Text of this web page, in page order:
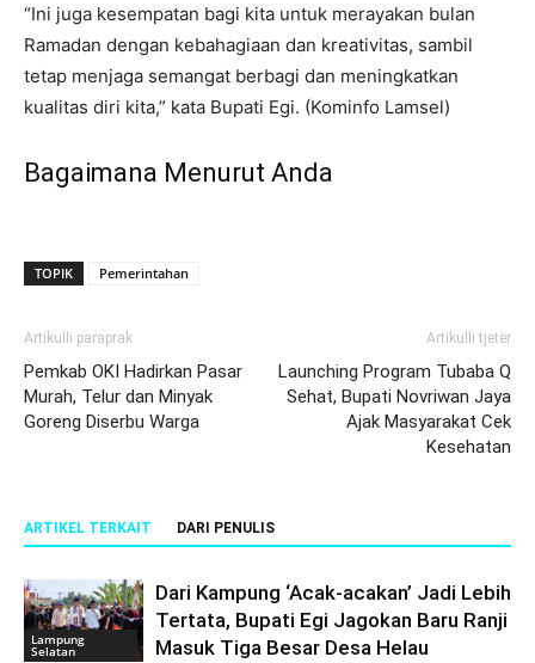
“Ini juga kesempatan bagi kita untuk merayakan bulan
Ramadan dengan kebahagiaan dan kreativitas, sambil
tetap menjaga semangat berbagi dan meningkatkan
kualitas diri kita,” kata Bupati Egi. (Kominfo Lamsel)
Bagaimana Menurut Anda
TOPIK Pemerintahan
Artikulli paraprak
Pemkab OKI Hadirkan Pasar
Murah, Telur dan Minyak
Goreng Diserbu Warga
Artikulli tjetër
Launching Program Tubaba Q
Sehat, Bupati Novriwan Jaya
Ajak Masyarakat Cek
Kesehatan
ARTIKEL TERKAIT DARI PENULIS
Lampung
Selatan
Dari Kampung ‘Acak-acakan’ Jadi Lebih
Tertata, Bupati Egi Jagokan Baru Ranji
Masuk Tiga Besar Desa Helau